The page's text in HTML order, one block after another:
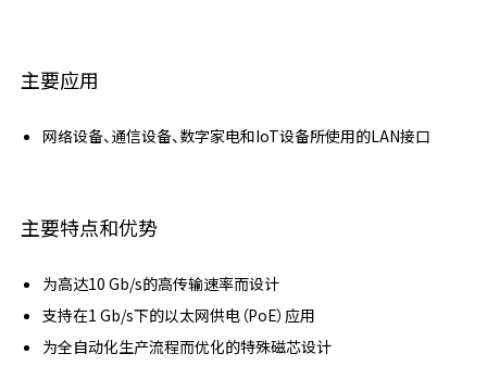
主要应用
网络设备、通信设备、数字家电和IoT设备所使用的LAN接口
主要特点和优势
为高达10 Gb/s的高传输速率而设计
支持在1 Gb/s下的以太网供电（PoE）应用
为全自动化生产流程而优化的特殊磁芯设计